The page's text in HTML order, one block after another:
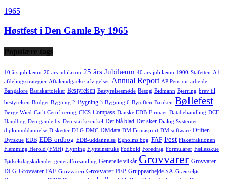
1965
Høstfest i Den Gamle By 1965
Populære tags
10 års jubilæum 20 års jubilæum 25 års Jubilæum 40 års jubilæum 1900-Stafetten A1
afdelingsstrategier Aftaleindgåelse afvigelser Annual Report AP Pension arbejde
Bangalore Basiskartoteker Bestyrelsen Bestyrelsesmøde Besøg Bidmann Bjerring brev til
bestyrelsen Budget Bygning 2 Bygning 3 Bygning 6 Bytoften Bænken Bøllefest
Børge Wied Carlt Certificering CICS Compass Danske EDB-Firmaer Databehandling DCF
Håndbog Den gamle by Den stærke cirkel Det blå blad Det sker Dialog Systemet
diplomuddannelse Disketter DLG DMC DMdata DM Firmasport DM software Driften
Dyrskue EDB EDB-ordbog EDB-uddannelse Egholms bog FAF Fest Fiskefraktionen
Flemming Herold (FMH) Flytning Flytteinstruks Fodbold Foredrag Formularer Fællesskue
Fødselsdagskalender generalforsamling Generelle vilkår Grovvarer Grovvarer
DLG Grovvarer FAF Grovvareri Grovvarer PEP Gruppearbejde SA Grænseløs